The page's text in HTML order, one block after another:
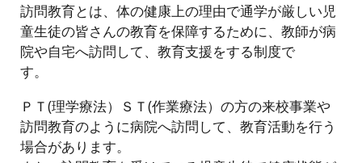
訪問教育とは、体の健康上の理由で通学が厳しい児
童生徒の皆さんの教育を保障するために、教師が病
院や自宅へ訪問して、教育支援をする制度で
す。
ＰＴ(理学療法）ＳＴ(作業療法）の方の来校事業や
訪問教育のように病院へ訪問して、教育活動を行う
場合があります。